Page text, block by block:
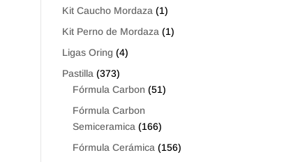
Kit Caucho Mordaza (1)
Kit Perno de Mordaza (1)
Ligas Oring (4)
Pastilla (373)
Fórmula Carbon (51)
Fórmula Carbon
Semiceramica (166)
Fórmula Cerámica (156)